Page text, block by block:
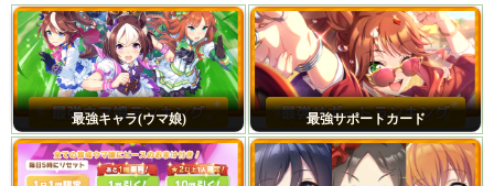
最強キャラ(ウマ娘) 最強サポートカード